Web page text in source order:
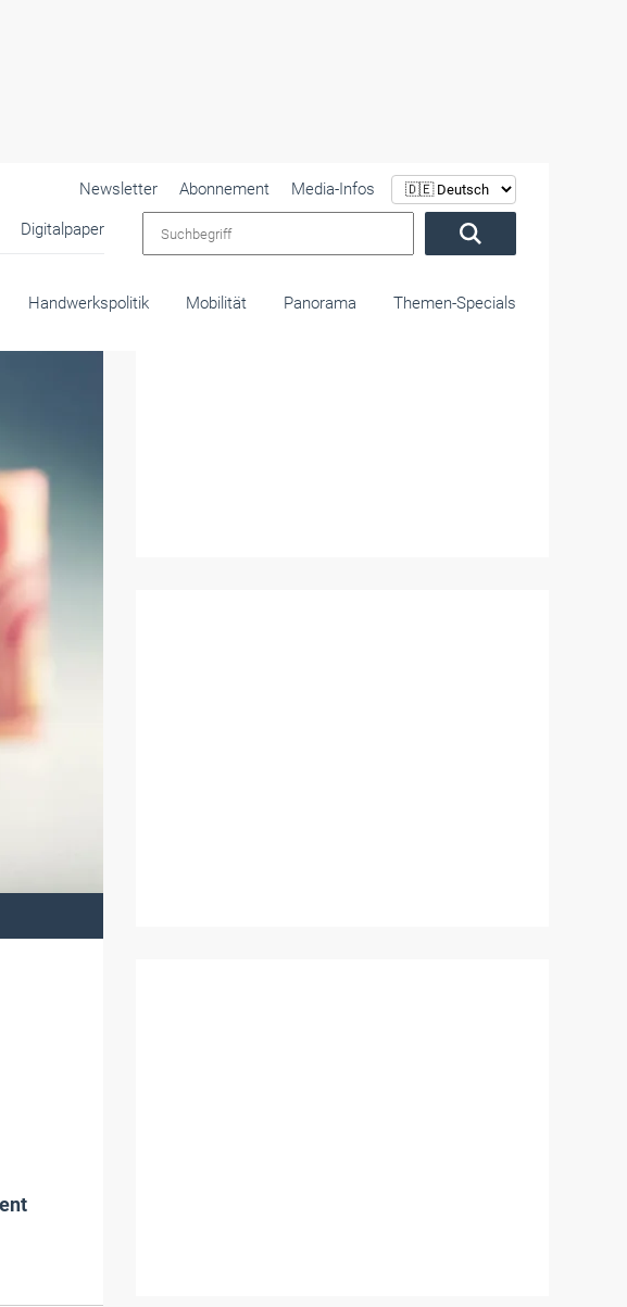
Digitalpaper
Newsletter Abonnement
Media-Infos
Handwerkspolitik Mobilität Panorama Themen-Specials